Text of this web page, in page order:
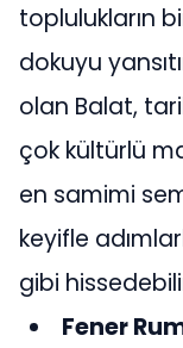
toplulukların
dokuyu
olan Balat,
çok kültürlü
en samimi
keyifle
gibi
Fener